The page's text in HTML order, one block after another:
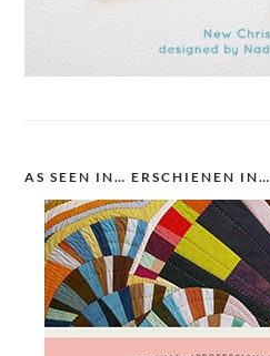
AS SEEN IN… ERSCHIENEN IN…